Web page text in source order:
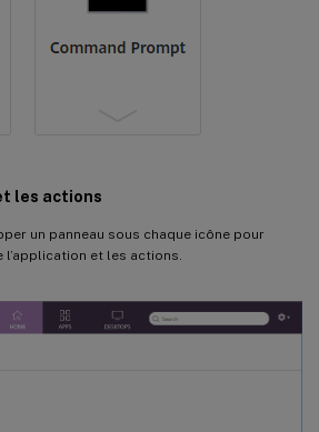
les actions
un panneau sous chaque icône pour
et les actions.